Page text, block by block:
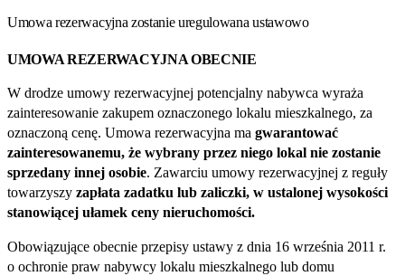
Umowa rezerwacyjna zostanie uregulowana ustawowo
UMOWA REZERWACYJNA OBECNIE
W drodze umowy rezerwacyjnej potencjalny nabywca wyraża
zainteresowanie zakupem oznaczonego lokalu mieszkalnego, za
oznaczoną cenę. Umowa rezerwacyjna ma gwarantować
zainteresowanemu, że wybrany przez niego lokal nie zostanie
sprzedany innej osobie. Zawarciu umowy rezerwacyjnej z reguły
towarzyszy zapłata zadatku lub zaliczki, w ustalonej wysokości
stanowiącej ułamek ceny nieruchomości.
Obowiązujące obecnie przepisy ustawy z dnia 16 września 2011 r.
o ochronie praw nabywcy lokalu mieszkalnego lub domu